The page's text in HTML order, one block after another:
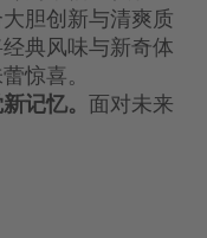
胆创新与清爽质
典风味与新奇体
惊喜。
记忆。 面对未来